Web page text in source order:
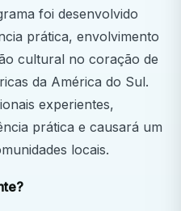
foi desenvolvido
prática, envolvimento
cultural no coração de
da América do Sul.
experientes,
prática e causará um
locais.